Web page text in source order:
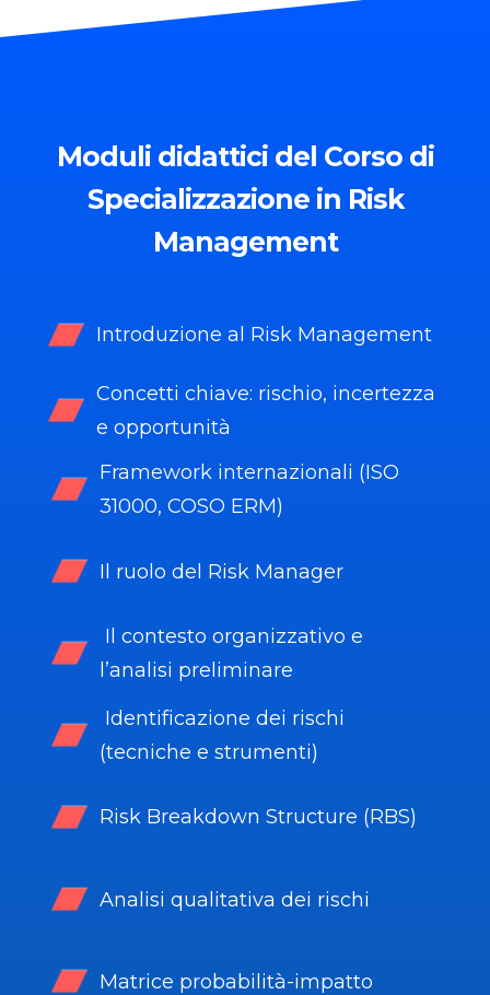
Modulididattici del Corso di
Specializzazione in Risk
Management
Introduzione al Risk Management
Concetti chiave: rischio, incertezza
e opportunità
Framework internazionali (ISO
31000, COSO ERM)
Il ruolo del Risk Manager
Il contesto organizzativo e
l’analisi preliminare
Identificazione dei rischi
(tecniche e strumenti)
Risk Breakdown Structure (RBS)
Analisi qualitativa dei rischi
Matrice probabilità-impatto